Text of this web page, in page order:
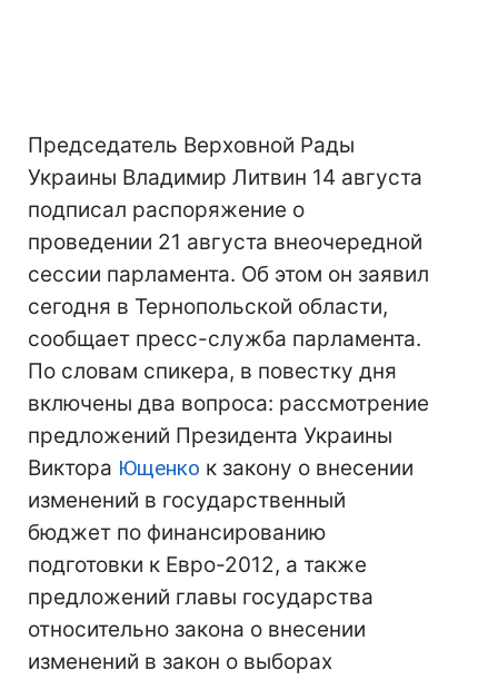
Председатель Верховной Рады
Украины Владимир Литвин 14 августа
подписал распоряжение о
проведении 21 августа внеочередной
сессии парламента. Об этом он заявил
сегодня в Тернопольской области,
сообщает пресс-служба парламента.
По словам спикера, в повестку дня
включены два вопроса: рассмотрение
предложений Президента Украины
Виктора Ющенко к закону о внесении
изменений в государственный
бюджет по финансированию
подготовки к Евро-2012, а также
предложений главы государства
относительно закона о внесении
изменений в закон о выборах